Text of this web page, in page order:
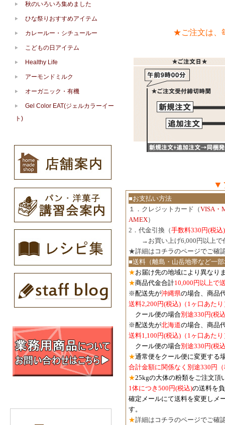
★ご注文は、
▼
■お支払い方法
１．クレジットカード（VISA・
AMEX）
2．代金引換（手数料330円(税込)
→お買い上げ6,000円以上で
★詳細は コチラのページでご確
■送料（離島・山岳地帯など一
★お届け先の地域により異なり
★商品代金合計10,000円以上で
※配送先が沖縄県の場合、商品
送料2,200円(税込)（1ヶ口あたり
クール便の場合別途330円(税
※配送先が北海道の場合、商品
送料1,100円(税込) （1ヶ口あた
クール便の場合別途330円(税
★通常便をクール便に変更する
合計金額に関係なく別途330円
★25kgの大体の粉類をご注文頂
1体につき500円(税込)の送料を
確定メールにて送料を変更しメ
す。
★詳細は コチラのページでご確
秋のいろいろ集めました
ひな祭りおすすめアイテム
カレールー・シチュールー
こどもの日アイテム
Healthy Life
アーモンドミルク
オーガニック・有機
Gel Color EAT(ジェルカラーイー
ト)